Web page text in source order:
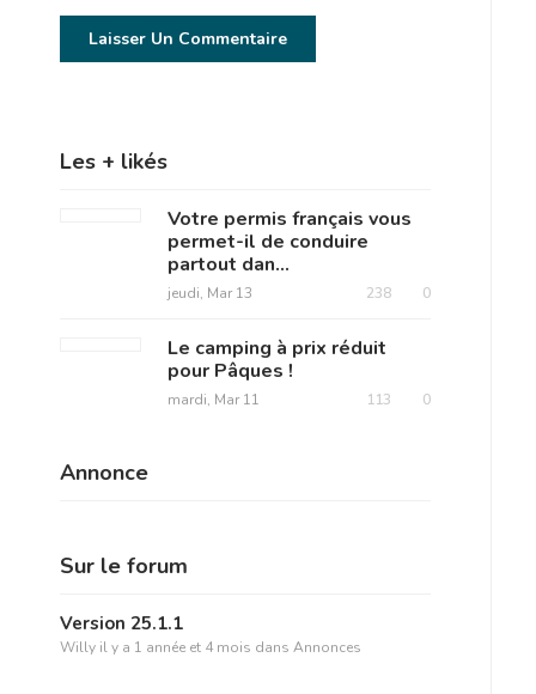
Les + likés
Votre permis français vous
permet-il de conduire
partout dan...
jeudi, Mar 13 0
238
Le camping à prix réduit
pour Pâques !
mardi, Mar 11 0
113
Annonce
Sur le forum
Version 25.1.1
Willy il y a 1 année et 4 mois dans Annonces